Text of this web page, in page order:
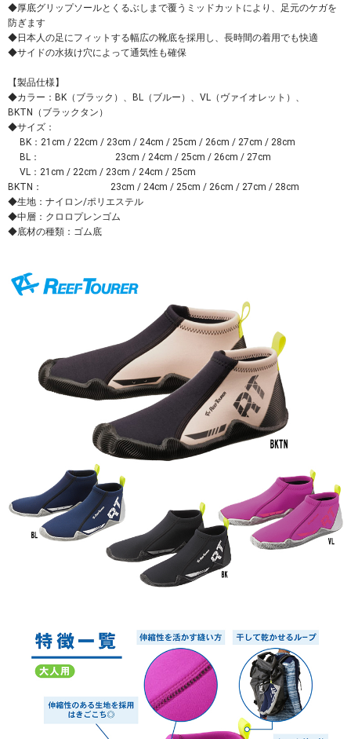
◆厚底グリップソールとくるぶしまで覆うミッドカットにより、足元のケガを
防ぎます
◆日本人の足にフィットする幅広の靴底を採用し、長時間の着用でも快適
◆サイドの水抜け穴によって通気性も確保
【製品仕様】
◆カラー：BK（ブラック）、BL（ブルー）、VL（ヴァイオレット）、
BKTN（ブラックタン）
◆サイズ：
BK：21cm / 22cm / 23cm / 24cm / 25cm / 26cm / 27cm / 28cm
BL： 23cm / 24cm / 25cm / 26cm / 27cm
VL：21cm / 22cm / 23cm / 24cm / 25cm
BKTN： 23cm / 24cm / 25cm / 26cm / 27cm / 28cm
◆生地：ナイロン/ポリエステル
◆中層：クロロプレンゴム
◆底材の種類：ゴム底